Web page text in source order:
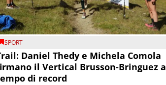
SPORT
Daniel Thedy e Michela Comola
il Vertical Brusson-Bringuez a
di record